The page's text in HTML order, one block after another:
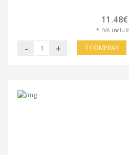
11.48€
* IVA
- + COMPRAR